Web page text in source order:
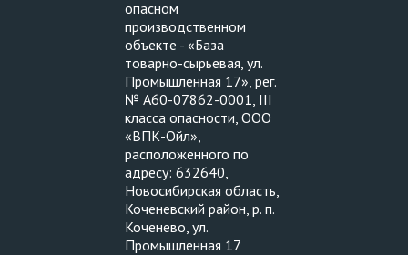
опасном
производственном
объекте - «База
товарно-сырьевая, ул.
Промышленная 17», рег.
№ А60-07862-0001, III
класса опасности, ООО
«ВПК-Ойл»,
расположенного по
адресу: 632640,
Новосибирская область,
Коченевский район, р. п.
Коченево, ул.
Промышленная 17